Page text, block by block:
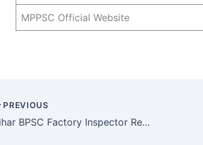
MPPSC Official Website
PREVIOUS
Bihar BPSC Factory Inspector Recruitment 2026 : Apply Online Total Post 17